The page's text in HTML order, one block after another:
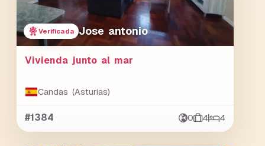
Verificada Jose antonio
Vivienda junto al mar
Candas (Asturias)
#1384 0 4 4